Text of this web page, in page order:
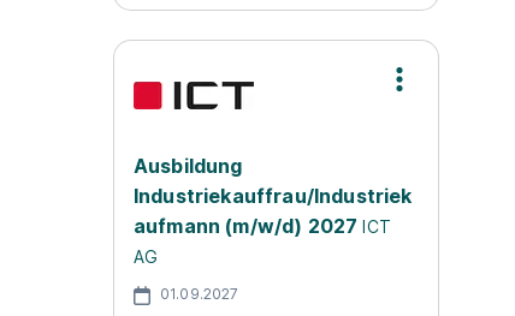
Ausbildung
Industriekauffrau/Industriek
aufmann (m/w/d) 2027 ICT
AG
01.09.2027